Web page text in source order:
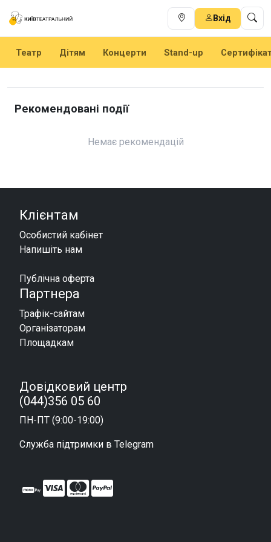
Вхід
Театр Дітям Концерти Stand-up
Рекомендовані події
Немає рекомендацій
Клієнтам
Особистий кабінет
Напишіть нам
Публічна оферта
Партнера
Трафік-сайтам
Організаторам
Площадкам
Довідковий центр
(044)356 05 60
ПН-ПТ (9:00-19:00)
Служба підтримки в Telegram